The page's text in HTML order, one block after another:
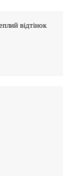
відтінок